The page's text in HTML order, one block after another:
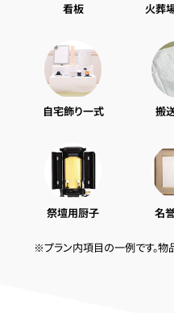
看板 火葬
自宅飾り一式 搬
祭壇用厨子 名
※プラン内項目の一例です。物